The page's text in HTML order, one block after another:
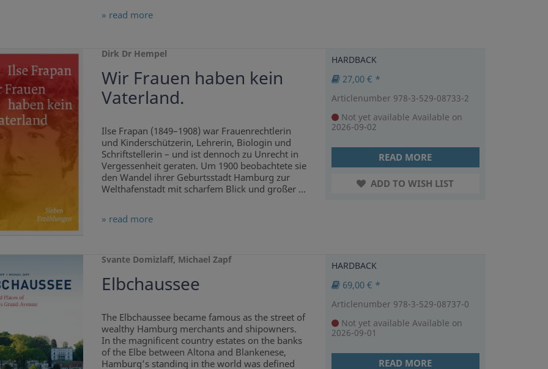
» read more
Dirk Dr Hempel
Wir Frauen haben kein
Vaterland.
Ilse Frapan (1849–1908) war Frauenrechtlerin
und Kinderschützerin, Lehrerin, Biologin und
Schriftstellerin – und ist dennoch zu Unrecht in
Vergessenheit geraten. Um 1900 beobachtete sie
den Wandel ihrer Geburtsstadt Hamburg zur
Welthafenstadt mit scharfem Blick und großer ...
» read more
HARDBACK
27,00 € *
Articlenumber 978-3-529-08733-2
Not yet available Available on
2026-09-02
READ MORE
ADD TO WISH LIST
Svante Domizlaff, Michael Zapf
Elbchaussee
The Elbchaussee became famous as the street of
wealthy Hamburg merchants and shipowners.
In the magnificent country estates on the banks
of the Elbe between Altona and Blankenese,
Hamburg’s standing in the world was defined
HARDBACK
69,00 € *
Articlenumber 978-3-529-08737-0
Not yet available Available on
2026-09-01
READ MORE